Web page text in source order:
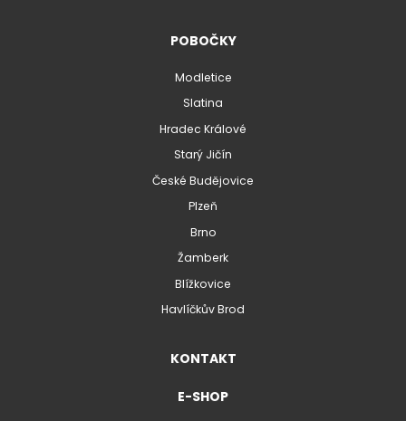
POBOČKY
Modletice
Slatina
Hradec Králové
Starý Jičín
České Budějovice
Plzeň
Brno
Žamberk
Blížkovice
Havlíčkův Brod
KONTAKT
E-SHOP